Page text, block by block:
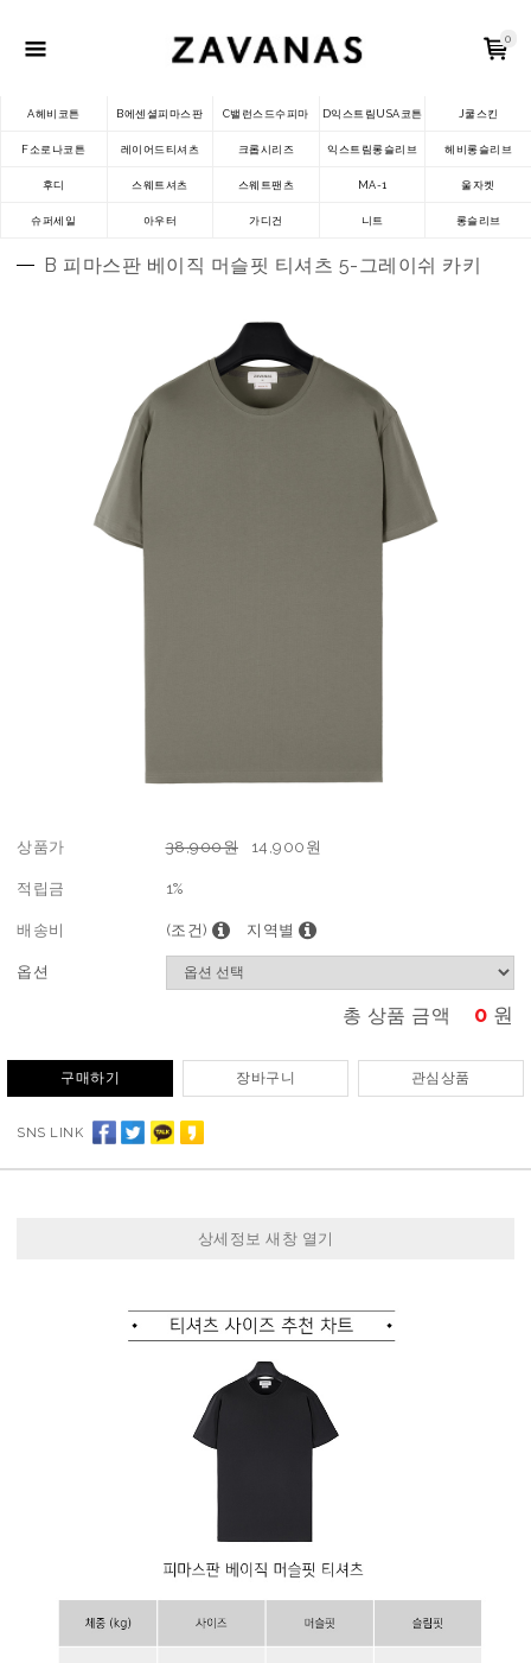
0
A헤비코튼 B에센셜피마스판 C밸런스드수피마 D익스트림USA코튼 J쿨스킨
F소로나코튼 레이어드티셔츠 크롭시리즈 익스트림롱슬리브 헤비롱슬리브
후디 스웨트셔츠 스웨트팬츠 MA-1 울자켓
슈퍼세일 아우터 가디건 니트 롱슬리브
B 피마스판 베이직 머슬핏 티셔츠 5-그레이쉬 카키
상품가 38,900원 14,900 원
적립금 1%
배송비 (조건) 지역별
옵션
총 상품 금액 0 원
구매하기 장바구니 관심상품
SNS LINK
상세정보 새창 열기